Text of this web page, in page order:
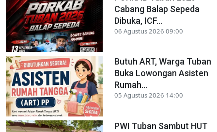
Cabang Balap Sepeda
Dibuka, ICF...
06 Agustus 2026 09:00
Butuh ART, Warga Tuban
Buka Lowongan Asisten
Rumah...
05 Agustus 2026 14:00
PWI Tuban Sambut HUT